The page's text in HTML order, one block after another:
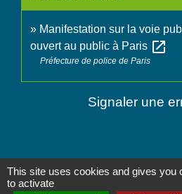
Manifestation sur la voie
ouvert au public à Paris open_in_new
Préfecture de police de Paris
Signaler une
This site uses cookies and gives you
to activate